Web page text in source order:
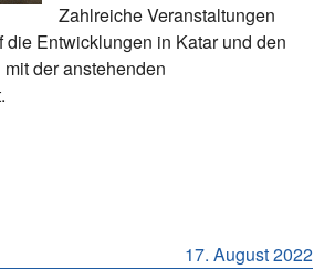
Zahlreiche Veranstaltungen
Entwicklungen in Katar und den
der anstehenden
17. August 2022